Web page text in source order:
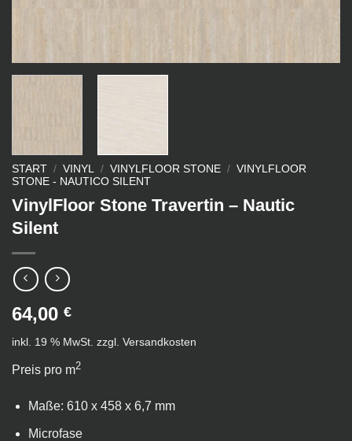
START / VINYL / VINYLFLOOR STONE / VINYLFLOOR
STONE - NAUTICO SILENT
VinylFloor Stone Travertin – Nautic
Silent
64,00 €
inkl. 19 % MwSt. zzgl. Versandkosten
Preis pro m2
Maße: 610 x 458 x 6,7 mm
Microfase